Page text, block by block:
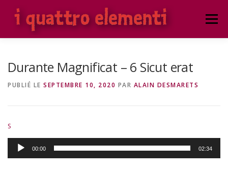
contenu
Menu
Durante Magnificat – 6 Sicut erat
PUBLIÉ LE SEPTEMBRE 10, 2020 PAR ALAIN DESMARETS
S
Lecteur
audio
00:00 02:34